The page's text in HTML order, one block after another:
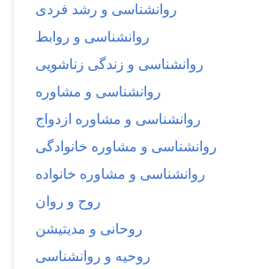
روانشناسی و رشد فردی
روانشناسی و روابط
روانشناسی و زندگی زناشویی
روانشناسی و مشاوره
روانشناسی و مشاوره ازدواج
روانشناسی و مشاوره خانوادگی
روانشناسی و مشاوره خانواده
روح و روان
روحانی و مدیتیشن
روحیه و روانشناسی